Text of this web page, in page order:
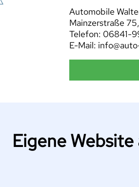
Automobile
Mainzerstraße
Telefon: 06841-
E-Mail:
Eigene